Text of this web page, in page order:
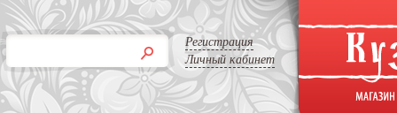
Регистрация
Личный кабинет